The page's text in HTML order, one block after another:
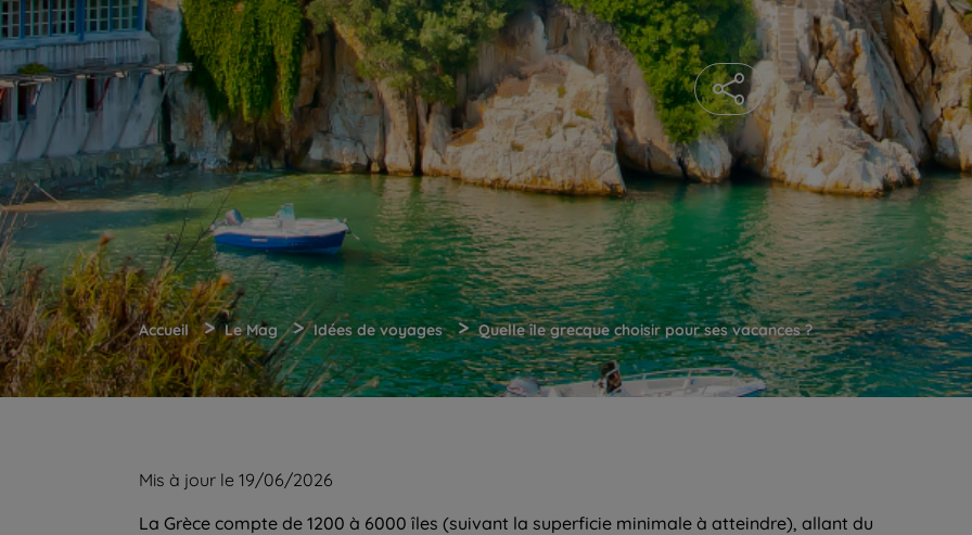
Accueil > Le Mag > Idées de voyages > Quelle île grecque choisir pour ses vacances ?
Mis à jour le 19/06/2026
La Grèce compte de 1200 à 6000 îles (suivant la superficie minimale à atteindre), allant du